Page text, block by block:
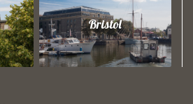
Bristol